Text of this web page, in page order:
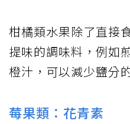
柑橘類水果除了直接
提味的調味料，例如
橙汁，可以減少鹽分
莓果類：花青素